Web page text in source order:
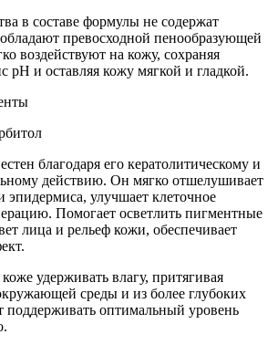
в составе формулы не содержат
превосходной пенообразующей
воздействуют на кожу, сохраняя
pH и оставляя кожу мягкой и гладкой.
благодаря его кератолитическому и
действию. Он мягко отшелушивает
эпидермиса, улучшает клеточное
Помогает осветлить пигментные
лица и рельеф кожи, обеспечивает
удерживать влагу, притягивая
среды и из более глубоких
поддерживать оптимальный уровень